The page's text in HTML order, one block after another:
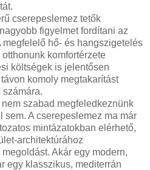
cserepeslemez tetők
figyelmet fordítani az
hő- és hangszigetelés
komfortérzete
költségek is jelentősen
komoly megtakarítást
számára.
szabad megfeledkeznünk
A cserepeslemez ma már
mintázatokban elérhető,
architektúrához
Akár egy modern,
egy klasszikus, mediterrán